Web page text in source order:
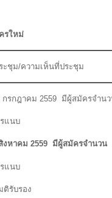
ใหม่
ะชุม/ความเห็นที่ประชุม
กรกฎาคม 2559 มีผู้สมัครจำน
แนบ
งหาคม 2559 มีผู้สมัครจำนว
แนบ
รับรอง